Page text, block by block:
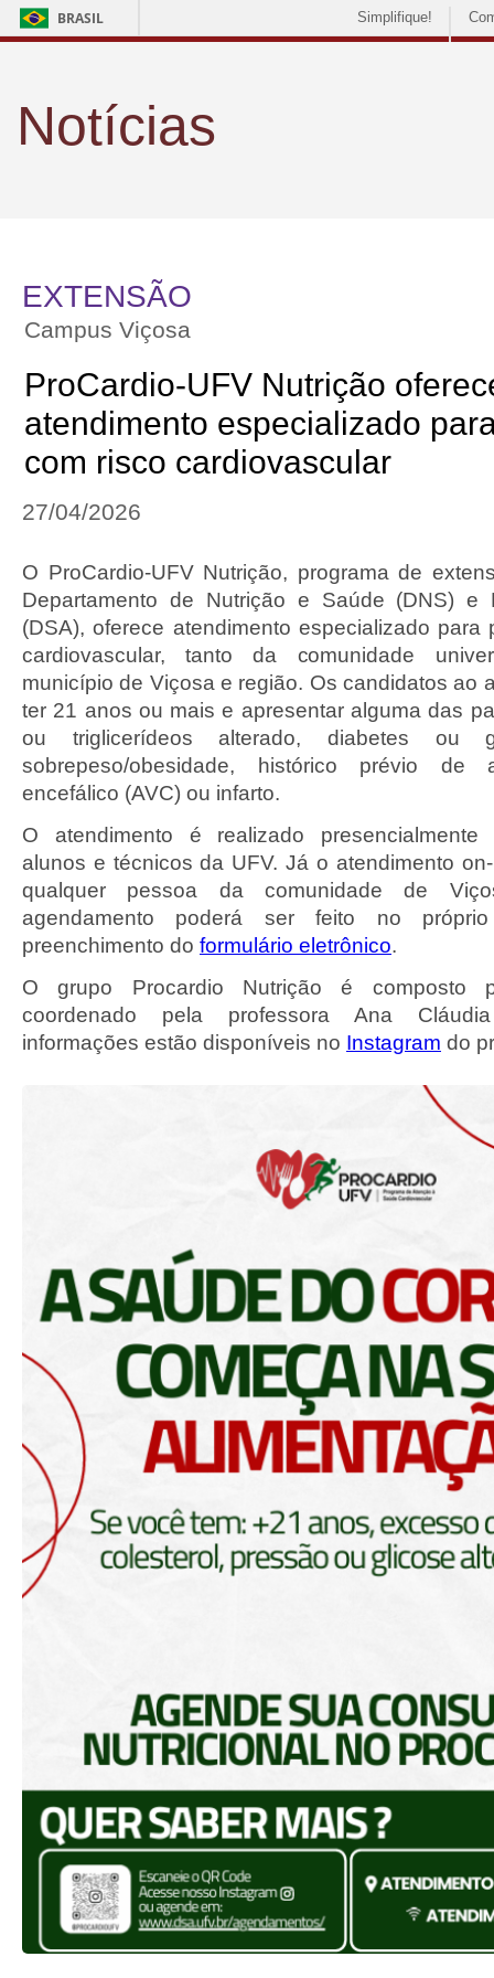
BRASIL Simplifique!
Notícias
EXTENSÃO
Campus Viçosa
ProCardio-UFV Nutrição
atendimento especializado
com risco cardiovascular
27/04/2026
O ProCardio-UFV Nutrição, programa de
Departamento de Nutrição e Saúde (DNS) e
(DSA), oferece atendimento especializado para
cardiovascular, tanto da comunidade
município de Viçosa e região. Os candidatos ao
ter 21 anos ou mais e apresentar alguma das
ou triglicerídeos alterado, diabetes ou
sobrepeso/obesidade, histórico prévio de
encefálico (AVC) ou infarto.
O atendimento é realizado presencialmente
alunos e técnicos da UFV. Já o atendimento
qualquer pessoa da comunidade de
agendamento poderá ser feito no
preenchimento do formulário eletrônico.
O grupo Procardio Nutrição é composto
coordenado pela professora Ana
informações estão disponíveis no Instagram do